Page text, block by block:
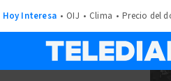
Hoy Interesa OIJ Clima Precio del